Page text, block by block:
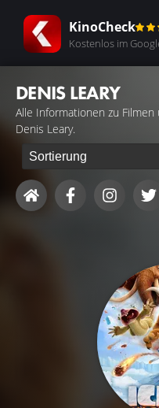
KinoCheck
Kostenlos im
DENIS LEARY
Alle Informationen zu
Denis Leary.